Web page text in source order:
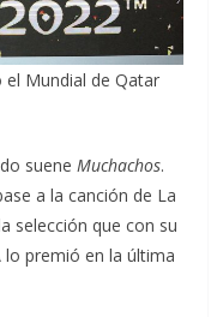
Mundial de Qatar
suene Muchachos.
a la canción de La
selección que con su
lo premió en la última